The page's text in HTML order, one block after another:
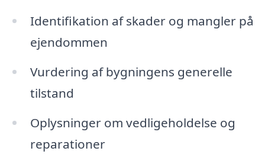
Identifikation af skader og mangler på
ejendommen
Vurdering af bygningens generelle
tilstand
Oplysninger om vedligeholdelse og
reparationer